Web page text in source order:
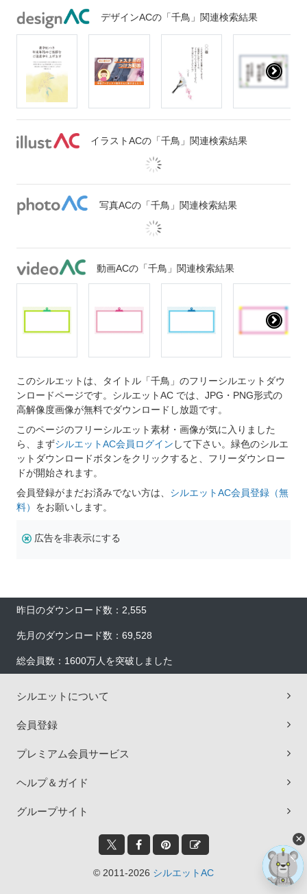
デザインACの「千鳥」関連検索結果
イラストACの「千鳥」関連検索結果
写真ACの「千鳥」関連検索結果
動画ACの「千鳥」関連検索結果
このシルエットは、タイトル「千鳥」のフリーシルエットダウ
ンロードページです。シルエットAC では、JPG・PNG形式の
高解像度画像が無料でダウンロードし放題です。
このページのフリーシルエット素材・画像が気に入りました
ら、まずシルエットAC会員ログイン して下さい。緑色のシルエ
ットダウンロードボタンをクリックすると、フリーダウンロー
ドが開始されます。
会員登録がまだお済みでない方は、 シルエットAC会員登録（無
料） をお願いします。
広告を非表示にする
昨日のダウンロード数：2,555
先月のダウンロード数：69,528
総会員数：1600万人を突破しました
シルエットについて
会員登録
プレミアム会員サービス
ヘルプ＆ガイド
グループサイト
© 2011-2026 シルエットAC
×